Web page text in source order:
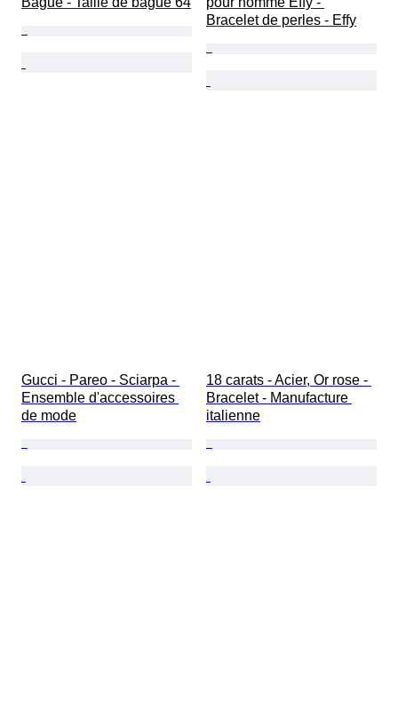
Bracelet de perles - Effy
Gucci - Pareo - Sciarpa -
Ensemble d'accessoires
de mode
18 carats - Acier, Or rose -
Bracelet - Manufacture
italienne